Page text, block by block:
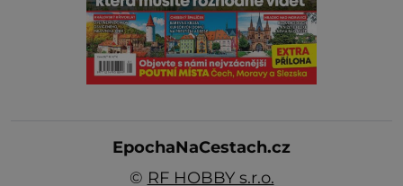
EpochaNaCestach.cz
© RF HOBBY s.r.o.